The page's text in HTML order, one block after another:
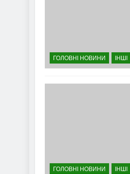
ГОЛОВНІ НОВИНИ ІНШІ
ГОЛОВНІ НОВИНИ ІНШІ